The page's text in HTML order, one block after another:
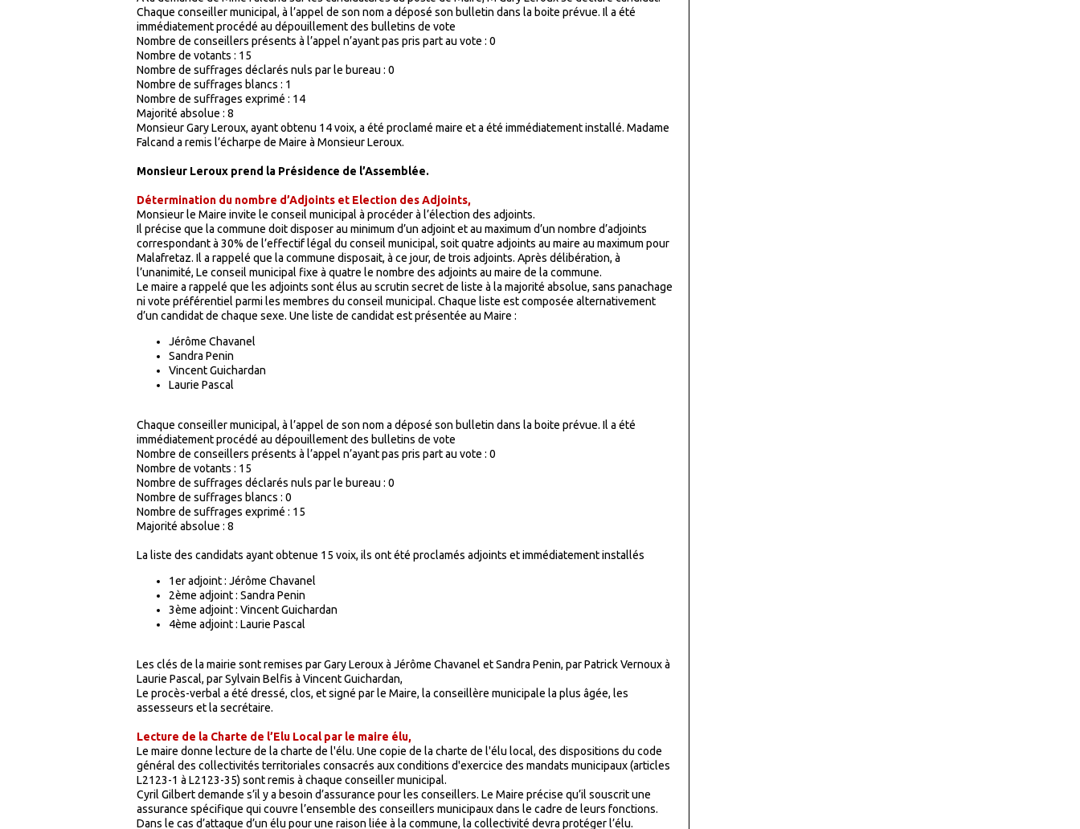
Chaque conseiller municipal, à l’appel de son nom a déposé son bulletin dans la boite prévue. Il a été
immédiatement procédé au dépouillement des bulletins de vote
Nombre de conseillers présents à l’appel n’ayant pas pris part au vote : 0
Nombre de votants : 15
Nombre de suffrages déclarés nuls par le bureau : 0
Nombre de suffrages blancs : 1
Nombre de suffrages exprimé : 14
Majorité absolue : 8
Monsieur Gary Leroux, ayant obtenu 14 voix, a été proclamé maire et a été immédiatement installé. Madame
Falcand a remis l’écharpe de Maire à Monsieur Leroux.
Monsieur Leroux prend la Présidence de l’Assemblée.
Détermination du nombre d’Adjoints et Election des Adjoints,
Monsieur le Maire invite le conseil municipal à procéder à l’élection des adjoints.
Il précise que la commune doit disposer au minimum d’un adjoint et au maximum d’un nombre d’adjoints
correspondant à 30% de l’effectif légal du conseil municipal, soit quatre adjoints au maire au maximum pour
Malafretaz. Il a rappelé que la commune disposait, à ce jour, de trois adjoints. Après délibération, à
l’unanimité, Le conseil municipal fixe à quatre le nombre des adjoints au maire de la commune.
Le maire a rappelé que les adjoints sont élus au scrutin secret de liste à la majorité absolue, sans panachage
ni vote préférentiel parmi les membres du conseil municipal. Chaque liste est composée alternativement
d’un candidat de chaque sexe. Une liste de candidat est présentée au Maire :
Jérôme Chavanel
Sandra Penin
Vincent Guichardan
Laurie Pascal
Chaque conseiller municipal, à l’appel de son nom a déposé son bulletin dans la boite prévue. Il a été
immédiatement procédé au dépouillement des bulletins de vote
Nombre de conseillers présents à l’appel n’ayant pas pris part au vote : 0
Nombre de votants : 15
Nombre de suffrages déclarés nuls par le bureau : 0
Nombre de suffrages blancs : 0
Nombre de suffrages exprimé : 15
Majorité absolue : 8
La liste des candidats ayant obtenue 15 voix, ils ont été proclamés adjoints et immédiatement installés
1er adjoint : Jérôme Chavanel
2ème adjoint : Sandra Penin
3ème adjoint : Vincent Guichardan
4ème adjoint : Laurie Pascal
Les clés de la mairie sont remises par Gary Leroux à Jérôme Chavanel et Sandra Penin, par Patrick Vernoux à
Laurie Pascal, par Sylvain Belfis à Vincent Guichardan,
Le procès-verbal a été dressé, clos, et signé par le Maire, la conseillère municipale la plus âgée, les
assesseurs et la secrétaire.
Lecture de la Charte de l’Elu Local par le maire élu,
Le maire donne lecture de la charte de l'élu. Une copie de la charte de l'élu local, des dispositions du code
général des collectivités territoriales consacrés aux conditions d'exercice des mandats municipaux (articles
L2123-1 à L2123-35) sont remis à chaque conseiller municipal.
Cyril Gilbert demande s’il y a besoin d’assurance pour les conseillers. Le Maire précise qu’il souscrit une
assurance spécifique qui couvre l’ensemble des conseillers municipaux dans le cadre de leurs fonctions.
Dans le cas d’attaque d’un élu pour une raison liée à la commune, la collectivité devra protéger l’élu.